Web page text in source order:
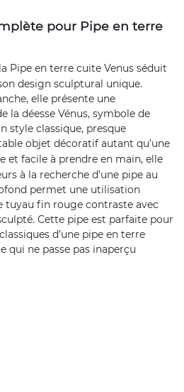
pour Pipe en terre
Pipe en terre cuite Venus séduit
design sculptural unique.
elle présente une
la déesse Vénus, symbole de
style classique, presque
objet décoratif autant qu’une
et facile à prendre en main, elle
à la recherche d’une pipe au
permet une utilisation
tuyau fin rouge contraste avec
Cette pipe est parfaite pour
d’une pipe en terre
qui ne passe pas inaperçu